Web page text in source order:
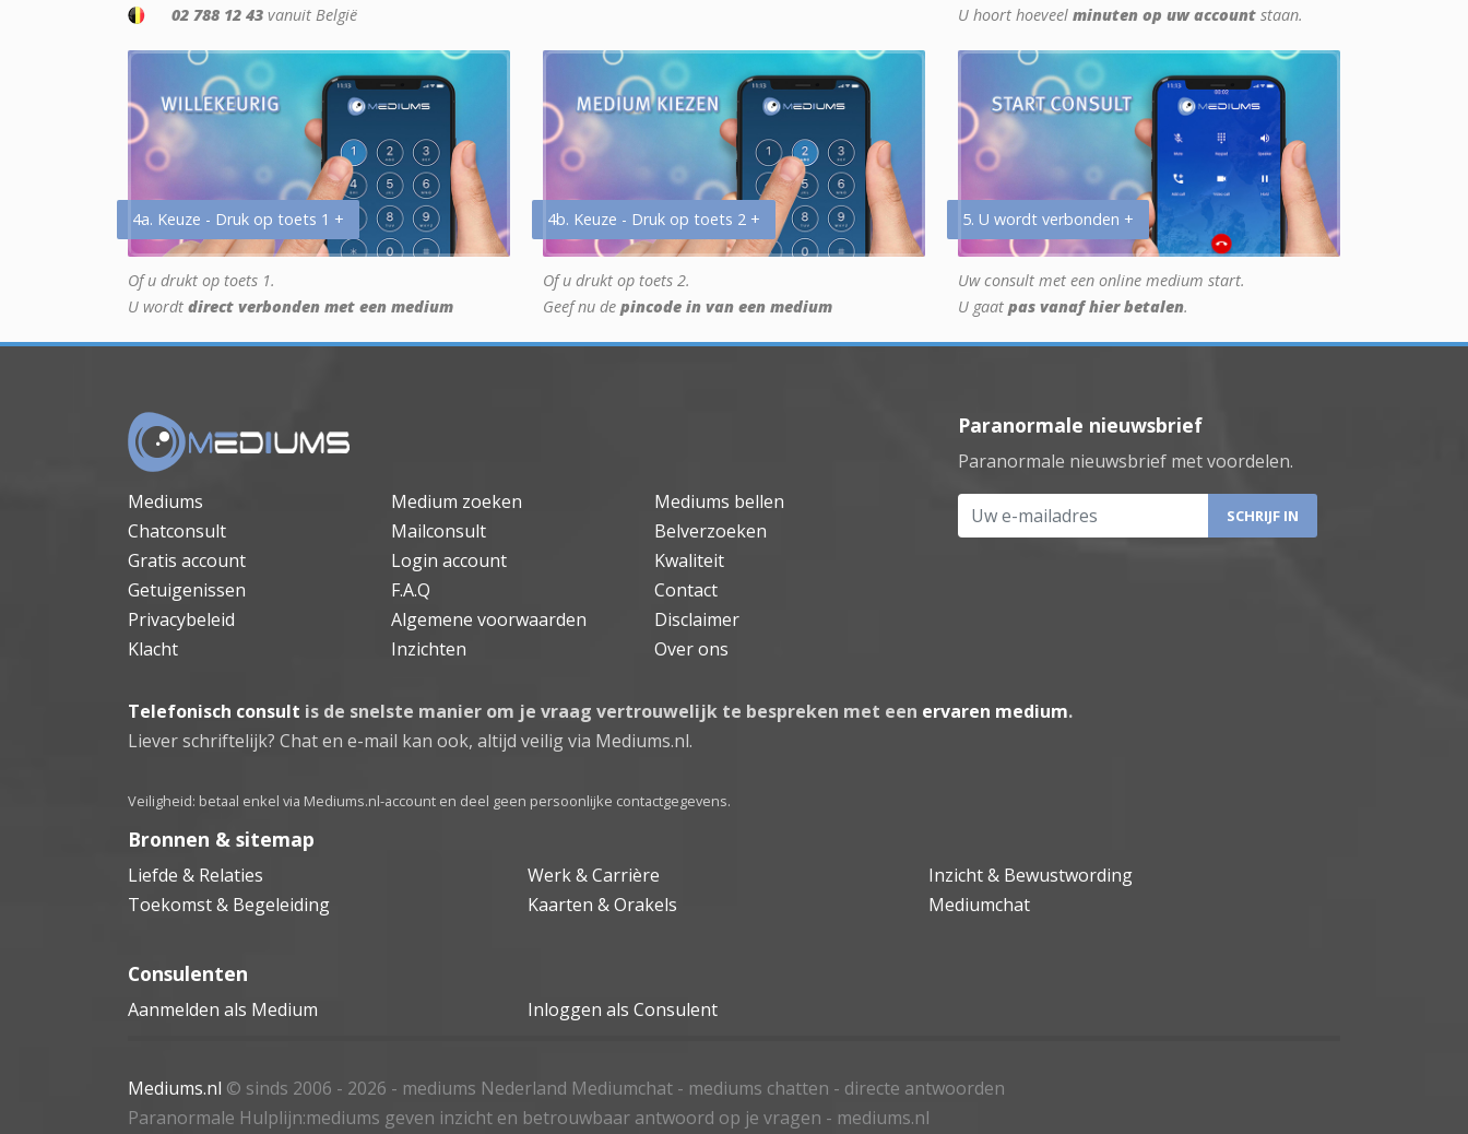
02 788 12 43 vanuit België
U hoort hoeveel minuten op uw account staan.
4a. Keuze - Druk op toets 1 +
Of u drukt op toets 1.
U wordt direct verbonden met een medium
4b. Keuze - Druk op toets 2 +
Of u drukt op toets 2.
Geef nu de pincode in van een medium
5. U wordt verbonden +
Uw consult met een online medium start.
U gaat pas vanaf hier betalen.
Mediums Medium zoeken
Mediums bellen
Chatconsult
Mailconsult
Belverzoeken
Gratis account
Login account
Kwaliteit
Getuigenissen
F.A.Q
Contact
Privacybeleid
Algemene voorwaarden
Disclaimer
Klacht
Inzichten Over ons
Paranormale nieuwsbrief
Paranormale nieuwsbrief met voordelen.
Uw e-mailadres
Telefonisch consult is de snelste manier om je vraag vertrouwelijk te bespreken met een ervaren medium.
Liever schriftelijk? Chat en e-mail kan ook, altijd veilig via Mediums.nl.
Veiligheid: betaal enkel via Mediums.nl-account en deel geen persoonlijke contactgegevens.
Bronnen & sitemap
Liefde & Relaties Werk & Carrière
Inzicht & Bewustwording
Toekomst & Begeleiding
Kaarten & Orakels Mediumchat
Consulenten
Aanmelden als Medium Inloggen als Consulent
Mediums.nl © sinds 2006 - 2026 - mediums Nederland Mediumchat - mediums chatten - directe antwoorden
Paranormale Hulplijn:mediums geven inzicht en betrouwbaar antwoord op je vragen - mediums.nl